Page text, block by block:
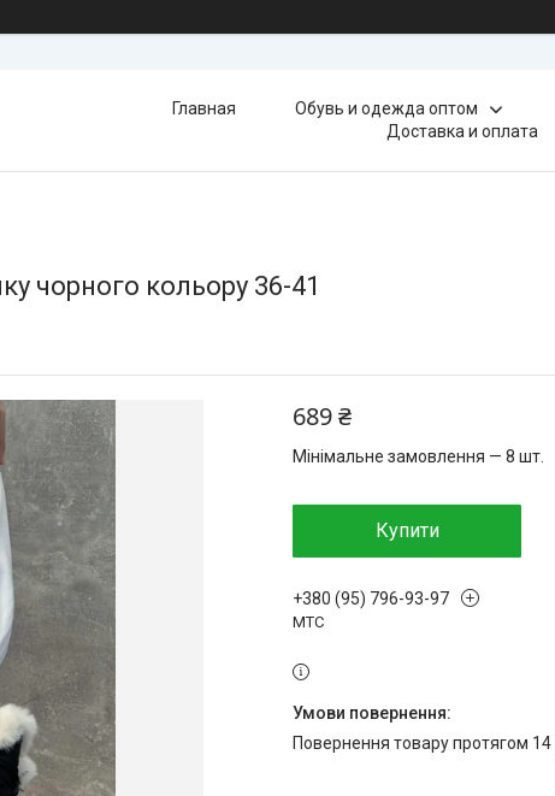
Главная Обувь и одежда оптом
Доставка и оплата
чорного кольору 36-41
689 ₴
Мінімальне замовлення — 8 шт.
Купити
+380 (95) 796-93-97
МТС
повернення товару протягом 14